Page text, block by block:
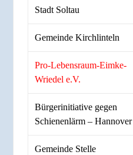
Stadt Soltau
Gemeinde Kirchlinteln
Pro-Lebensraum-Eimke-
Wriedel e.V.
Bürgerinitiative gegen
Schienenlärm – Hannover
Gemeinde Stelle